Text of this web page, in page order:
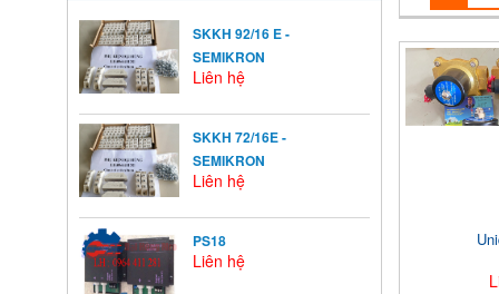
SKKH 92/16 E -
SEMIKRON
Liên hệ
SKKH 72/16E -
SEMIKRON
Liên hệ
PS18
Liên hệ